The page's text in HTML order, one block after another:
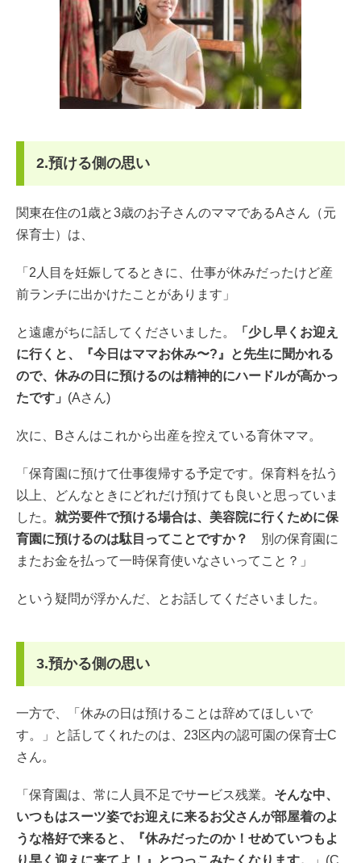
2.預ける側の思い
関東在住の1歳と3歳のお子さんのママであるAさん（元
保育士）は、
「2人目を妊娠してるときに、仕事が休みだったけど産
前ランチに出かけたことがあります」
と遠慮がちに話してくださいました。
「少し早くお迎え
に行くと、『今日はママお休み〜?』と先生に聞かれる
ので、休みの日に預けるのは精神的にハードルが高かっ
たです」 (Aさん)
次に、Bさんはこれから出産を控えている育休ママ。
「保育園に預けて仕事復帰する予定です。保育料を払う
以上、どんなときにどれだけ預けても良いと思っていま
した。 就労要件で預ける場合は、美容院に行くために保
育園に預けるのは駄目ってことですか？
別の保育園に
またお金を払って一時保育使いなさいってこと？」
という疑問が浮かんだ、とお話してくださいました。
3.預かる側の思い
一方で、「休みの日は預けることは辞めてほしいで
す。」と話してくれたのは、23区内の認可園の保育士C
さん。
「保育園は、常に人員不足でサービス残業。 そんな中、
いつもはスーツ姿でお迎えに来るお父さんが部屋着のよ
うな格好で来ると、『休みだったのか！せめていつもよ
り早く迎えに来てよ！』とつっこみたくなります。
」(C